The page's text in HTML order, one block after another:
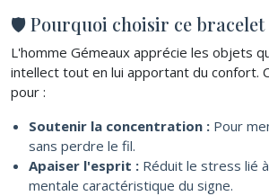
🛡 Pourquoi choisir ce bracelet
L'homme Gémeaux apprécie les objets
intellect tout en lui apportant du confort.
pour :
Soutenir la concentration : Pour
sans perdre le fil.
Apaiser l'esprit : Réduit le stress lié
mentale caractéristique du signe.